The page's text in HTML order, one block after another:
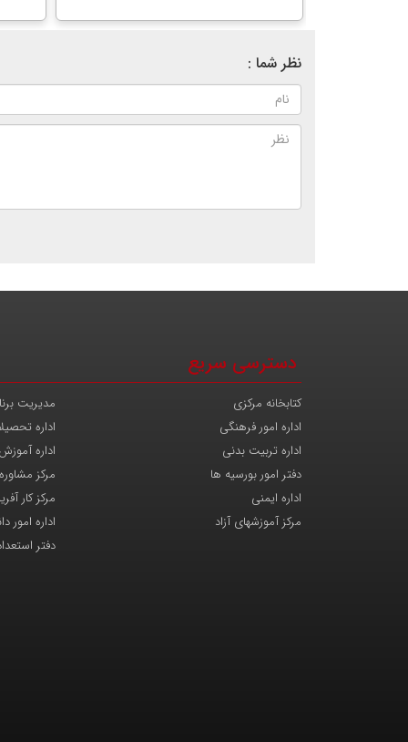
نظر شما :
دسترسی سریع
مدیریت
کتابخانه مرکزی
اداره
اداره امور فرهنگی
اداره
اداره تربیت بدنی
مرکز
دفتر امور بورسیه ها
مرکز کار
اداره ایمنی
اداره امور
مرکز آموزشهای آزاد
دفتر